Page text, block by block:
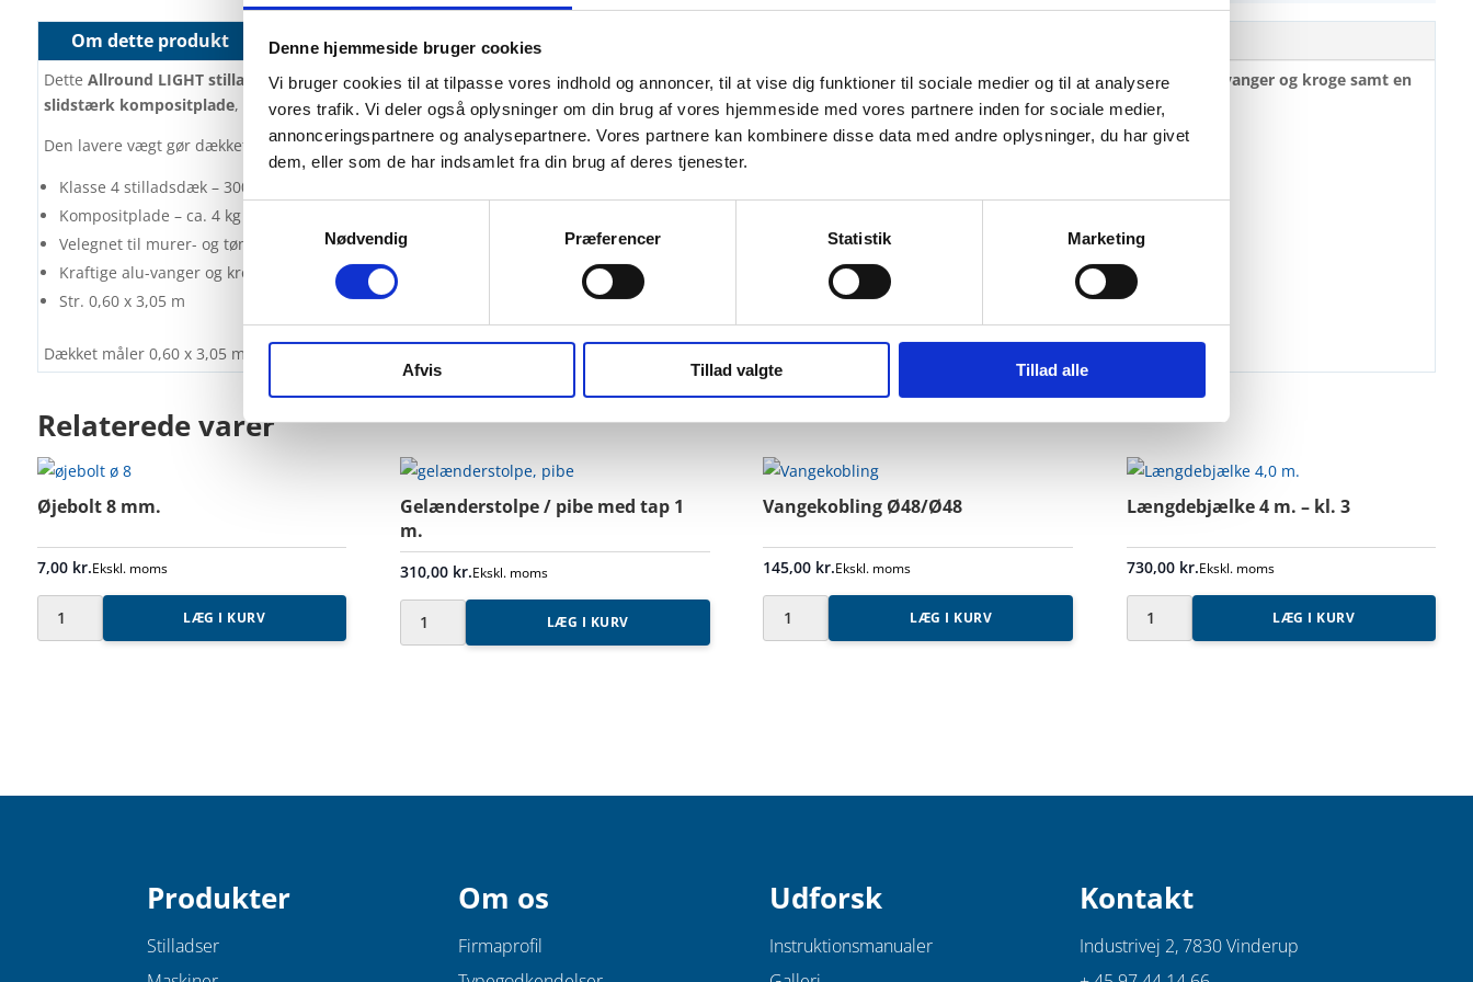
Denne hjemmeside bruger cookies
Vi bruger cookies til at tilpasse vores indhold og annoncer, til at vise dig funktioner til sociale medier og til at analysere
vores trafik. Vi deler også oplysninger om din brug af vores hjemmeside med vores partnere inden for sociale medier,
annonceringspartnere og analysepartnere. Vores partnere kan kombinere disse data med andre oplysninger, du har givet
dem, eller som de har indsamlet fra din brug af deres tjenester.
Nødvendig
Præferencer Statistik Marketing
Afvis Tillad valgte Tillad alle
Om dette produkt Datablad
Dette Allround LIGHT stilladsdæker et stærkt og alsidigt stilladsdæk til professionelle opgaver på byggepladsen. Dækket er opbygget medkraftige aluminiumsvanger og kroge samt en
slidstærk kompositplade, som reducerer vægten med ca.4 kg sammenlignet med standarddækket med finerplade .
Den lavere vægt gør dækket
nemmere at håndtere i daglig brug, samtidig med at det stadig lever op til kravene forklasse 4 stilladsdæk (300 kg pr. m²).
Klasse 4 stilladsdæk – 300 kg/m²
Kompositplade – ca. 4 kg lettere
Velegnet til murer- og tømrerarbejde
Kraftige alu-vanger og kroge
Str. 0,60 x 3,05 m
Dækket måler 0,60 x 3,05 m
Relaterede varer
Øjebolt 8 mm.
7,00 kr.Ekskl. moms
Øjebolt
LÆG I KURV
Gelænderstolpe / pibe med tap 1
m.
310,00 kr.Ekskl. moms
Gelænderstolpe
LÆG I KURV
Vangekobling Ø48/Ø48
145,00 kr.Ekskl. moms
Vangekobling
LÆG I KURV
Længdebjælke 4 m. – kl. 3
730,00 kr.Ekskl. moms
Længdebjælke
antal
LÆG I KURV
Produkter
Stilladser
Om os
Firmaprofil
Udforsk
Instruktionsmanualer
Kontakt
Industrivej 2,7830 Vinderup